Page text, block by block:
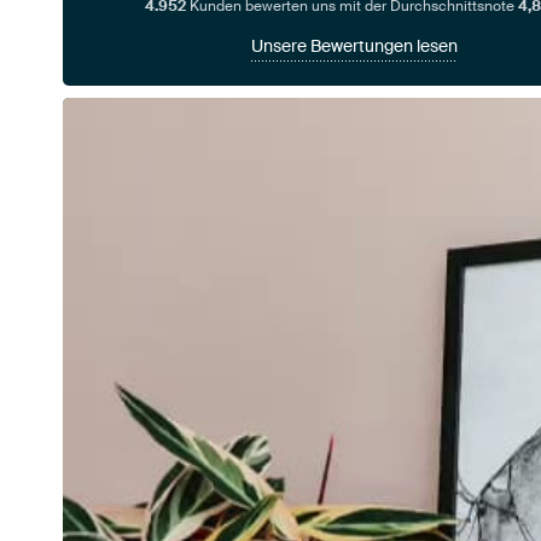
4.952Kunden bewerten uns mit der Durchschnittsnote
Unsere Bewertungen lesen